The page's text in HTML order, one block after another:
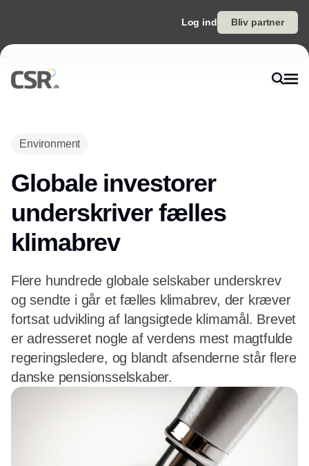
Log ind Bliv partner
Environment
Globale investorer
underskriver fælles
klimabrev
Flere hundrede globale selskaber underskrev
og sendte i går et fælles klimabrev, der kræver
fortsat udvikling af langsigtede klimamål. Brevet
er adresseret nogle af verdens mest magtfulde
regeringsledere, og blandt afsenderne står flere
danske pensionsselskaber.